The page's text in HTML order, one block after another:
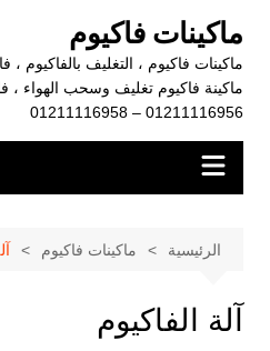
المحتوى
ماكينات فاكيوم
ماكينات فاكيوم ، التغليف بالفاكيوم ،
01211116956 – 01211116958
الرئيسية ماكينات فاكيوم
آلة الفاكيوم